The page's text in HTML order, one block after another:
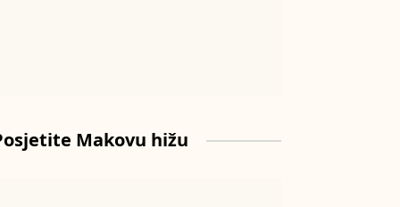
Makovu hižu